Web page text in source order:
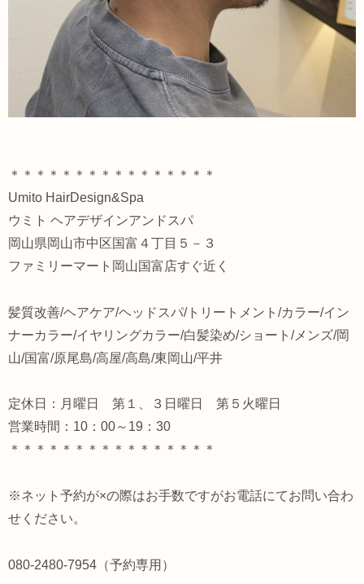
＊＊＊＊＊＊＊＊＊＊＊＊＊＊＊＊
Umito HairDesign&Spa
ウミト ヘアデザインアンドスパ
岡山県岡山市中区国富４丁目５－３
ファミリーマート岡山国富店すぐ近く
髪質改善/ヘアケア/ヘッドスパ/トリートメント/カラー/イン
ナーカラー/イヤリングカラー/白髪染め/ショート/メンズ/岡
山/国富/原尾島/高屋/高島/東岡山/平井
定休日：月曜日 第１、３日曜日 第５火曜日
営業時間：10：00～19：30
＊＊＊＊＊＊＊＊＊＊＊＊＊＊＊＊
※ネット予約が×の際はお手数ですがお電話にてお問い合わ
せください。
080-2480-7954（予約専用）